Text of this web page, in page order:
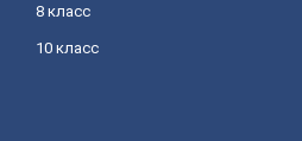
8 класс
10 класс